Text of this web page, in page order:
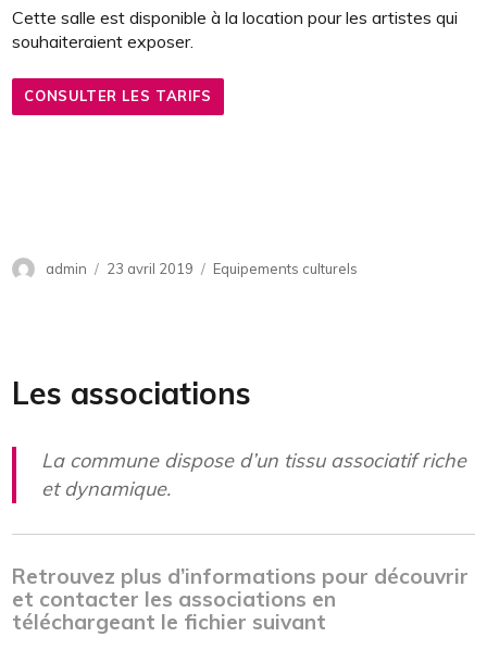
Cette salle est disponible à la location pour les artistes qui
souhaiteraient exposer.
CONSULTER LES TARIFS
Auteur
admin
Publié
23 avril 2019 Catégories
Equipements culturels
Les associations
La commune dispose d’un tissu associatif riche
et dynamique.
Retrouvez plus d’informations pour découvrir
et contacter les associations en
téléchargeant le fichier suivant